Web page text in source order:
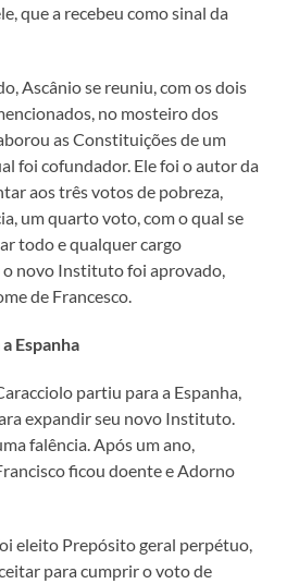
que a recebeu como sinal da
Ascânio se reuniu, com os dois
no mosteiro dos
as Constituições de um
foi cofundador. Ele foi o autor da
aos três votos de pobreza,
um quarto voto, com o qual se
todo e qualquer cargo
novo Instituto foi aprovado,
de Francesco.
Espanha
partiu para a Espanha,
expandir seu novo Instituto.
falência. Após um ano,
ficou doente e Adorno
eleito Prepósito geral perpétuo,
para cumprir o voto de